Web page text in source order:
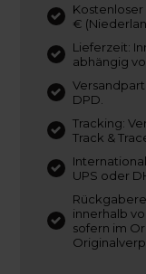
Kostenloser
€
Lieferzeit:
abhängig
DPD.
Tracking:
Track &
UPS oder
innerhalb
sofern im